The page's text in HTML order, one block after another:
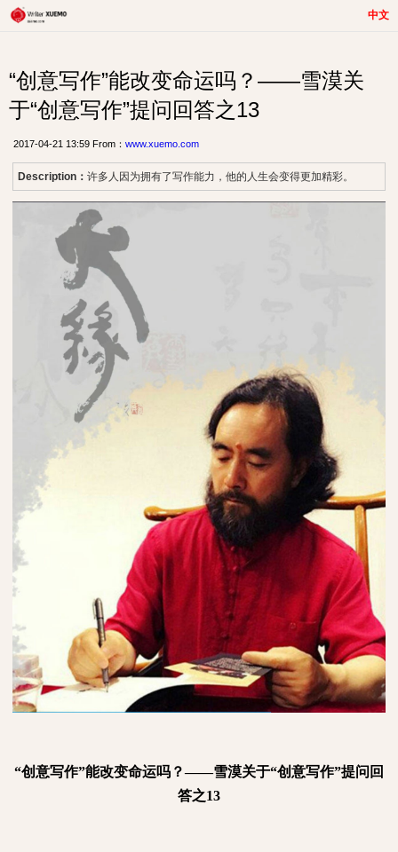
中文
“创意写作”能改变命运吗？——雪漠关
于“创意写作”提问回答之13
2017-04-21 13:59 From： www.xuemo.com
Description： 许多人因为拥有了写作能力，他的人生会变得更加精彩。
“创意写作”能改变命运吗？——雪漠关于“创意写作”提问回
答之13